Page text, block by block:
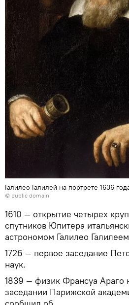
Галилео Галилей на портрете 1636
© public domain
1610 — открытие четырех
спутников Юпитера
астрономом Галилео
1726 — первое заседание
наук.
1839 — физик Франсуа Араго
заседании Парижской